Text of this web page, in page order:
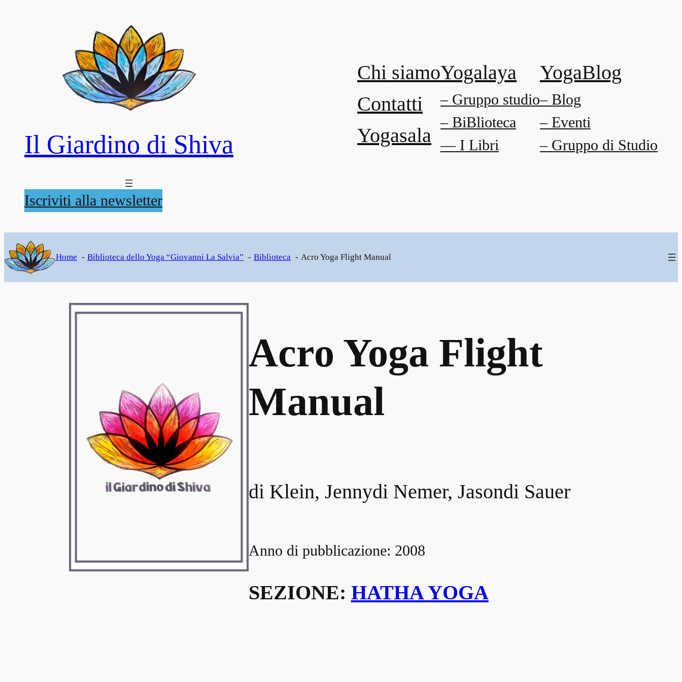
Il Giardino di Shiva
Chi siamo
Contatti
Yogasala
Yogalaya
– Gruppo studio
– BiBlioteca
— I Libri
YogaBlog
– Blog
– Eventi
– Gruppo di Studio
Iscriviti alla newsletter
Home Biblioteca dello Yoga “Giovanni La Salvia” Biblioteca Acro Yoga Flight Manual
Acro Yoga Flight
Manual
di Klein, Jennydi Nemer, Jasondi Sauer
Anno di pubblicazione: 2008
SEZIONE: HATHA YOGA